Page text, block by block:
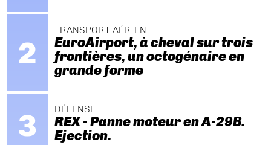
TRANSPORT AÉRIEN
EuroAirport, à cheval sur trois
frontières, un octogénaire en
grande forme
DÉFENSE
REX - Panne moteur en A-29B.
Ejection.